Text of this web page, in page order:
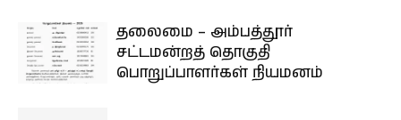
தலைமை – அம்பத்தூர்
சட்டமன்றத் தொகுதி
பொறுப்பாளர்கள் நியமனம்